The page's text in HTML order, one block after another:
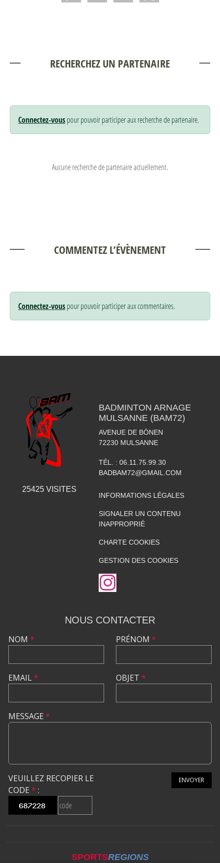
RECHERCHEZ UN PARTENAIRE
Connectez-vouspour pouvoir participer aux recherche de partenaire.
Aucune recherche de partenaire actuellement.
COMMENTEZ L’ÉVÈNEMENT
Connectez-vouspour pouvoir participer aux commentaires.
25425VISITES
BADMINTON ARNAGE
MULSANNE (BAM72)
AVENUE DE BÖNEN
72230 MULSANNE
TÉL. : 06.11.75.99.30
BADBAM72@GMAIL.COM
INFORMATIONS LÉGALES
SIGNALER UN CONTENU
INAPPROPRIÉ
CHARTE COOKIES
GESTION DES COOKIES
NOUS CONTACTER
NOM *
EMAIL*
PRÉNOM *
OBJET *
MESSAGE *
VEUILLEZ RECOPIER LE
CODE * :
ENVOYER
SPORTSREGIONS